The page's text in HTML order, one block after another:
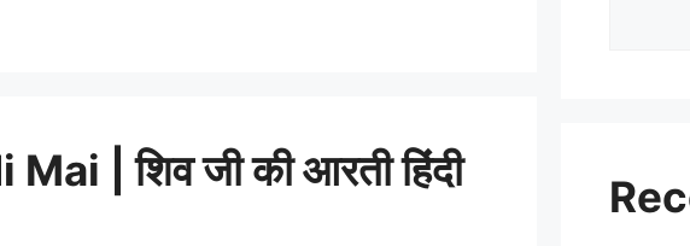
| शिव जी की आरती हिंदी